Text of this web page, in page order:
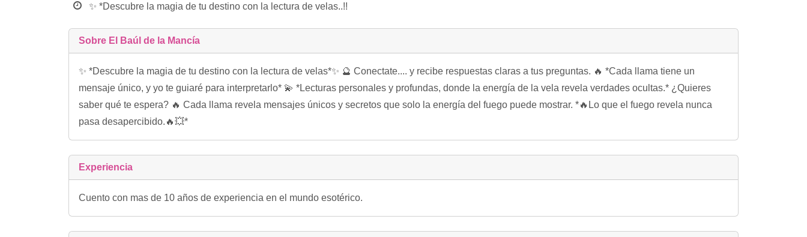
✨ *Descubre la magia de tu destino con la lectura de velas..!!
Sobre El Baúl de la Mancía
✨ *Descubre la magia de tu destino con la lectura de velas*✨ 🔮 Conectate.... y recibe respuestas claras a tus preguntas. 🔥 *Cada llama tiene un
mensaje único, y yo te guiaré para interpretarlo* 💫 *Lecturas personales y profundas, donde la energía de la vela revela verdades ocultas.* ¿Quieres
saber qué te espera? 🔥 Cada llama revela mensajes únicos y secretos que solo la energía del fuego puede mostrar. *🔥Lo que el fuego revela nunca
pasa desapercibido.🔥💥*
Experiencia
Cuento con mas de 10 años de experiencia en el mundo esotérico.